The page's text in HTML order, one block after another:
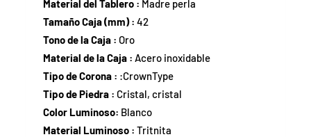
Material del Tablero : Madre perla
Tamaño Caja (mm) :42
Tono de la Caja : Oro
Material de la Caja :Acero inoxidable
Tipo de Corona : :CrownType
Tipo de Piedra : Cristal, cristal
Color Luminoso: Blanco
Material Luminoso :Tritnita